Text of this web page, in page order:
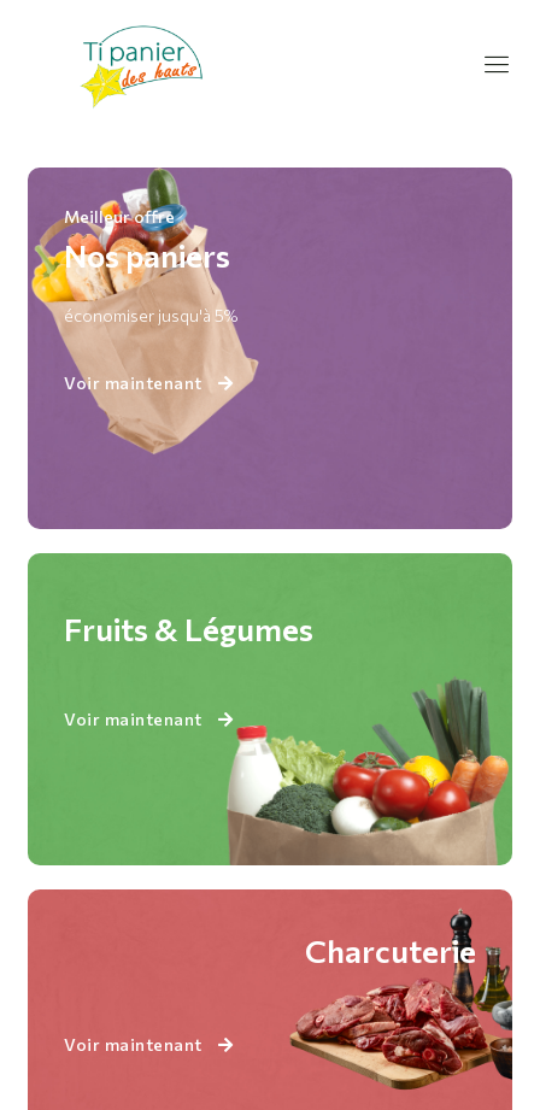
Meilleur offre
Nos paniers
économiser jusqu'à 5%
Voir maintenant
Fruits & Légumes
Voir maintenant
Charcuterie
Voir maintenant